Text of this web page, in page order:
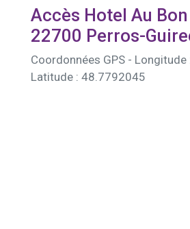
Accès Hotel Au
22700 Perros-
Coordonnées GPS -
Latitude : 48.7792045